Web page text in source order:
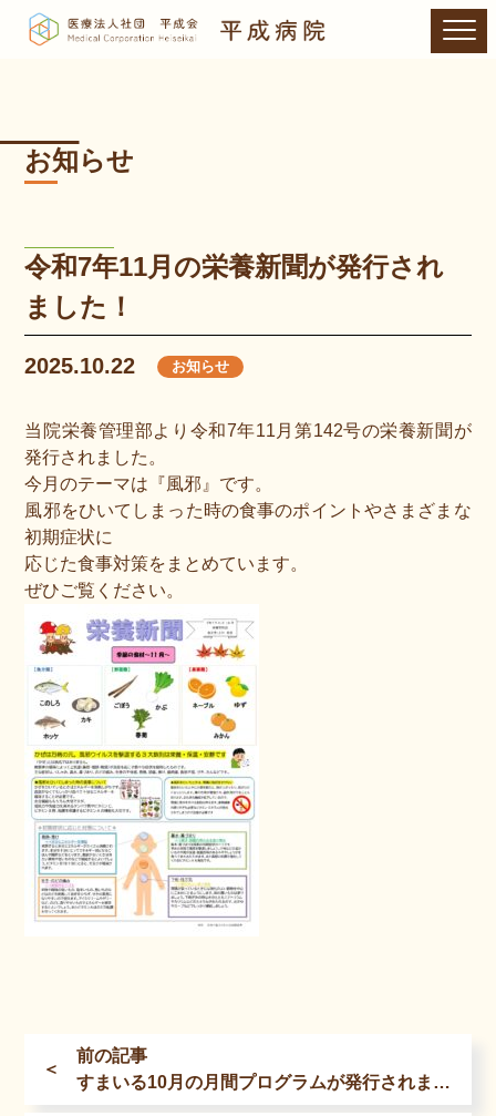
お知らせ
令和7年11月の栄養新聞が発行され
ました！
2025.10.22 お知らせ
当院栄養管理部より令和7年11月第142号の栄養新聞が
発行されました。
今月のテーマは『風邪』です。
風邪をひいてしまった時の食事のポイントやさまざまな
初期症状に
応じた食事対策をまとめています。
ぜひご覧ください。
前の記事
すまいる10月の月間プログラムが発行されました！